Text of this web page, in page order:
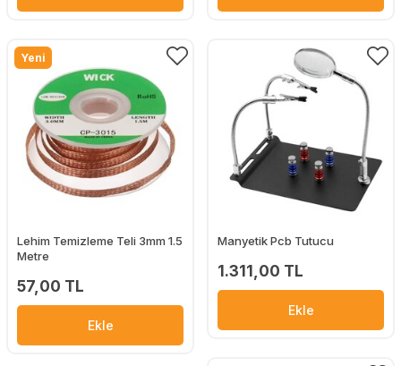
Yeni
Lehim Temizleme Teli 3mm 1.5
Metre
57,00 TL
Ekle
Manyetik Pcb Tutucu
1.311,00 TL
Ekle